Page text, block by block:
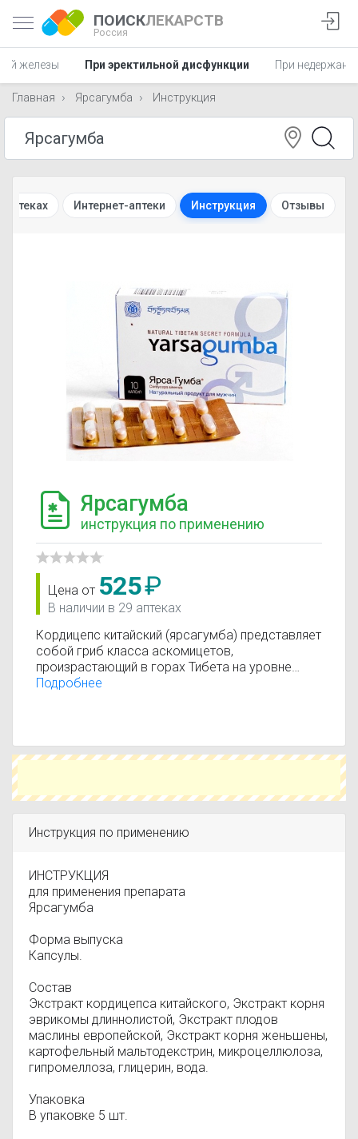
ПОИСКЛЕКАРСТВ
Россия
железы При эректильной дисфункции При
Главная Ярсагумба Инструкция
аптеках Интернет-аптеки Инструкция Отзывы
Ярсагумба
инструкция по применению
Цена от 525₽
В наличии в 29 аптеках
Кордицепс китайский (ярсагумба) представляет
собой гриб класса аскомицетов,
произрастающий в горах Тибета на уровне
четырех тысяч метров. Основное назначение –
нервную деятельность, стимулирует память и
умственную работоспособность,
сердечно-сосудистой системы, печени,
селезенки, стабилизирует артериальное
давление у гипертоников.
Подробнее
Инструкция по применению
ИНСТРУКЦИЯ
для применения препарата
Ярсагумба
Форма выпуска
Капсулы.
Состав
Экстракт кордицепса китайского, Экстракт корня
эврикомы длиннолистой, Экстракт плодов
маслины европейской, Экстракт корня женьшены,
картофельный мальтодекстрин, микроцеллюлоза,
гипромеллоза, глицерин, вода.
Упаковка
В упаковке 5 шт.